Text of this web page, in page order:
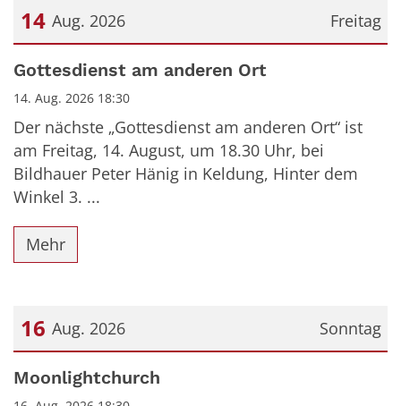
Freitag
14 Aug. 2026
Datum: 14. August 2026
Gottesdienst am anderen Ort
14. Aug. 2026 18:30
Der nächste „Gottesdienst am anderen Ort“ ist
am Freitag, 14. August, um 18.30 Uhr, bei
Bildhauer Peter Hänig in Keldung, Hinter dem
Winkel 3. ...
Mehr
Sonntag
16 Aug. 2026
Datum: 16. August 2026
Moonlightchurch